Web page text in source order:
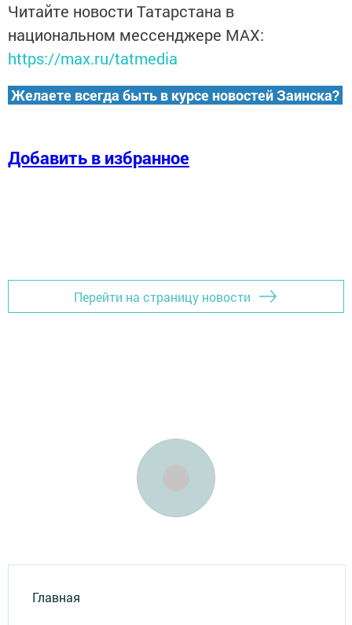
Читайте новости Татарстана в
национальном мессенджере MАХ:
https://max.ru/tatmedia
Желаете всегда быть в курсе новостей Заинска?
Добавить в избранное
Перейти на страницу новости
Главная